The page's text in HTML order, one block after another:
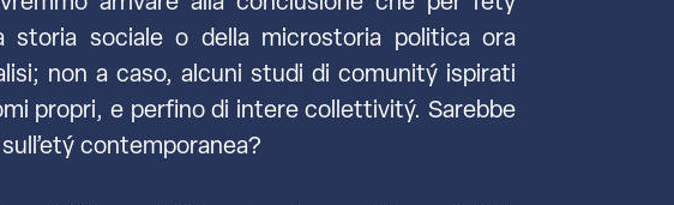
storia sociale o della microstoria politica ora
non a caso, alcuni studi di comunitý ispirati
propri, e perfino di intere collettivitý. Sarebbe
contemporanea?